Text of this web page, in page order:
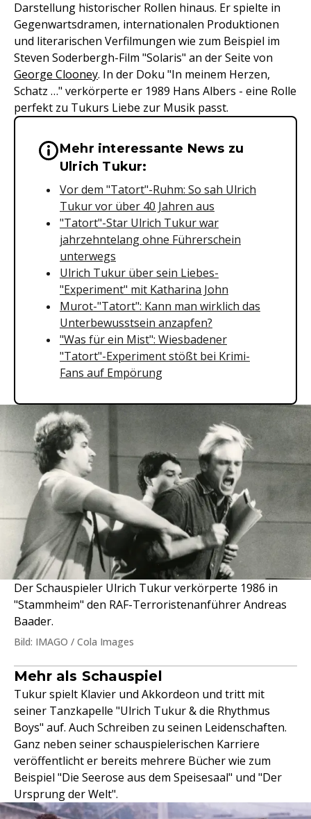
Darstellung historischer Rollen hinaus. Er spielte in
Gegenwartsdramen, internationalen Produktionen
und literarischen Verfilmungen wie zum Beispiel im
Steven Soderbergh-Film "Solaris" an der Seite von
George Clooney. In der Doku "In meinem Herzen,
Schatz …" verkörperte er 1989 Hans Albers - eine Rolle
perfekt zu Tukurs Liebe zur Musik passt.
Wichtige Hinweise &
Mehr interessante News zu
Ulrich Tukur:
Vor dem "Tatort"-Ruhm: So sah Ulrich
Tukur vor über 40 Jahren aus
"Tatort"-Star Ulrich Tukur war
jahrzehntelang ohne Führerschein
unterwegs
Ulrich Tukur über sein Liebes-
"Experiment" mit Katharina John
Murot-"Tatort": Kann man wirklich das
Unterbewusstsein anzapfen?
"Was für ein Mist": Wiesbadener
"Tatort"-Experiment stößt bei Krimi-
Fans auf Empörung
Der Schauspieler Ulrich Tukur verkörperte 1986 in
"Stammheim" den RAF-Terroristenanführer Andreas
Baader.
Bild: IMAGO / Cola Images
Mehr als Schauspiel
Tukur spielt Klavier und Akkordeon und tritt mit
seiner Tanzkapelle "Ulrich Tukur & die Rhythmus
Boys" auf. Auch Schreiben zu seinen Leidenschaften.
Ganz neben seiner schauspielerischen Karriere
veröffentlicht er bereits mehrere Bücher wie zum
Beispiel "Die Seerose aus dem Speisesaal" und "Der
Ursprung der Welt".